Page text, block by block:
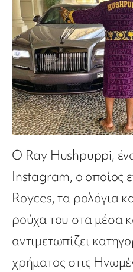
Ο Ray Hushpuppi,
Instagram, ο οποίος
Royces, τα ρολόγια
ρούχα του στα μέσα
αντιμετωπίζει
χρήματος στις